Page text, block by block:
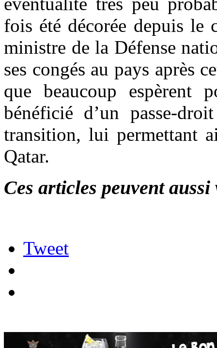
fois été décorée depuis le
ministre de la Défense
ses congés au pays après
que beaucoup espèrent
bénéficié d’un passe-
transition, lui permettant
Qatar.
Ces articles peuvent
Tweet